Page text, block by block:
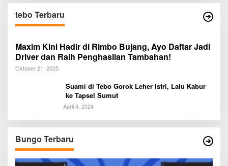
tebo Terbaru
Maxim Kini Hadir di Rimbo Bujang, Ayo Daftar Jadi
Driver dan Raih Penghasilan Tambahan!
Oktober 21, 2025
Suami di Tebo Gorok Leher Istri, Lalu Kabur
ke Tapsel Sumut
April 4, 2024
Bungo Terbaru